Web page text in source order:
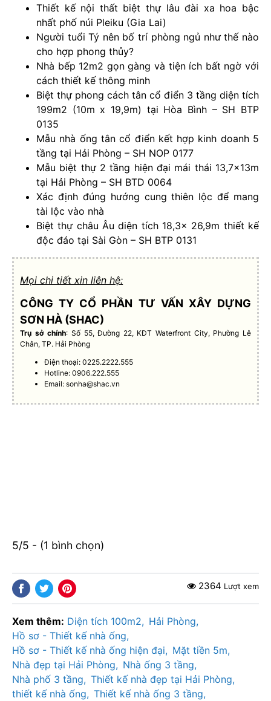
Thiết kế nội thất biệt thự lâu đài xa hoa bậc
nhất phố núi Pleiku (Gia Lai)
Người tuổi Tý nên bố trí phòng ngủ như thế nào
cho hợp phong thủy?
Nhà bếp 12m2 gọn gàng và tiện ích bất ngờ với
cách thiết kế thông minh
Biệt thự phong cách tân cổ điển 3 tầng diện tích
199m2 (10m x 19,9m) tại Hòa Bình – SH BTP
0135
Mẫu nhà ống tân cổ điển kết hợp kinh doanh 5
tầng tại Hải Phòng – SH NOP 0177
Mẫu biệt thự 2 tầng hiện đại mái thái 13,7x13m
tại Hải Phòng – SH BTD 0064
Xác định đúng hướng cung thiên lộc để mang
tài lộc vào nhà
Biệt thự châu Âu diện tích 18,3x 26,9m thiết kế
độc đáo tại Sài Gòn – SH BTP 0131
Mọi chi tiết xin liên hệ:
CÔNG TY CỔ PHẦN TƯ VẤN XÂY DỰNG
SƠN HÀ (SHAC)
Trụ sở chính: Số 55, Đường 22, KĐT Waterfront City, Phường Lê
Chân, TP. Hải Phòng
Điện thoại: 0225.2222.555
Hotline: 0906.222.555
Email:sonha@shac.vn
5/5 - (1 bình chọn)
2364 Lượt xem
Xem thêm: Diện tích 100m2
Hải Phòng
Hồ sơ - Thiết kế nhà ống
Hồ sơ - Thiết kế nhà ống hiện đại
Mặt tiền 5m
Nhà đẹp tại Hải Phòng
Nhà ống 3 tầng
Nhà phố 3 tầng
Thiết kế nhà đẹp tại Hải Phòng
thiết kế nhà ống
Thiết kế nhà ống 3 tầng